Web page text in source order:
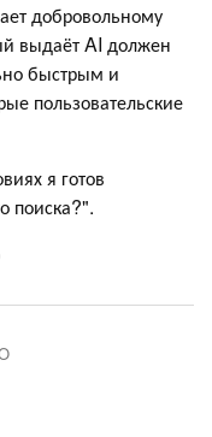
добровольному
выдаёт AI должен
быстрым и
пользовательские
я готов
поиска?".